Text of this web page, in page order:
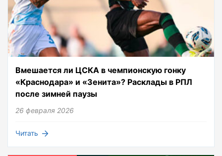
Вмешается ли ЦСКА в чемпионскую гонку
«Краснодара» и «Зенита»? Расклады в РПЛ
после зимней паузы
26 февраля 2026
Читать